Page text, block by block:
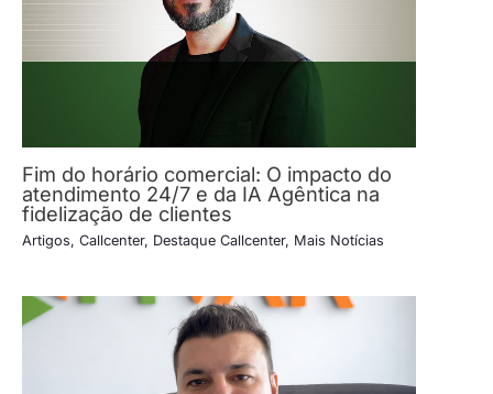
Fim do horário comercial: O impacto do
atendimento 24/7 e da IA Agêntica na
fidelização de clientes
Artigos, Callcenter, Destaque Callcenter, Mais Notícias